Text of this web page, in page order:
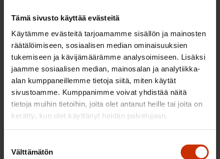
Tämä sivusto käyttää evästeitä
Käytämme evästeitä tarjoamamme sisällön ja mainosten
räätälöimiseen, sosiaalisen median ominaisuuksien
tukemiseen ja kävijämäärämme analysoimiseen. Lisäksi
jaamme sosiaalisen median, mainosalan ja analytiikka-
alan kumppaneillemme tietoja siitä, miten käytät
sivustoamme. Kumppanimme voivat yhdistää näitä
tietoja muihin tietoihin, joita olet antanut heille tai joita on
kerätty, kun olet käyttänyt heidän palvelujaan.
valinta
Välttämätön
3.6.2026 13:34